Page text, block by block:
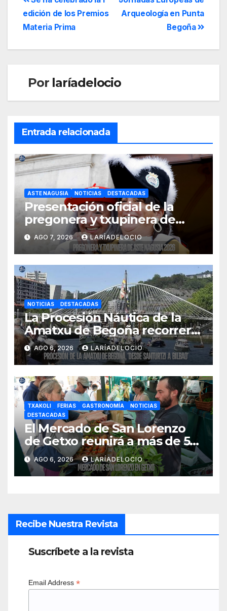
Arqueología en Punta
Begoña
edición de los Premios
Materia Prima
Por laríadelocio
Entrada relacionada
ASTE NAGUSIA NOTICIAS DESTACADAS
Presentación oficial de la
pregonera y txupinera de
Aste Nagusia 2026
AGO 7, 2026 LARÍADELOCIO
NOTICIAS DESTACADAS
La Procesión Náutica de la
Amatxu de Begoña recorrerá
la ría el 14 de agosto con siete
embarcaciones
AGO 6, 2026 LARÍADELOCIO
TXAKOLI FERIAS GASTRONOMÍA
NOTICIAS
DESTACADAS
El Mercado de San Lorenzo
de Getxo reunirá a más de 50
productores del País Vasco
AGO 6, 2026 LARÍADELOCIO
Recibe Nuestra Revista
Suscríbete a la revista
Email Address *